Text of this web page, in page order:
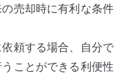
売却時に有利な条件
頼する場合、自分で
ことができる利便性